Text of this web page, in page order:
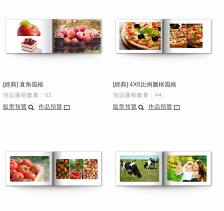
[經典] 直角風格
預設圖框數量：52
版型預覽
作品預覽
[經典] 4X6比例圖框風格
預設圖框數量：44
版型預覽
作品預覽